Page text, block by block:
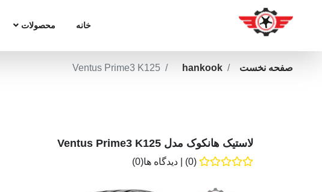
خانه محصولات
صفحه نخست hankook
Ventus Prime3 K125
لاستیک هانکوک مدل Ventus Prime3 K125
(0) دیدگاه ها(0)